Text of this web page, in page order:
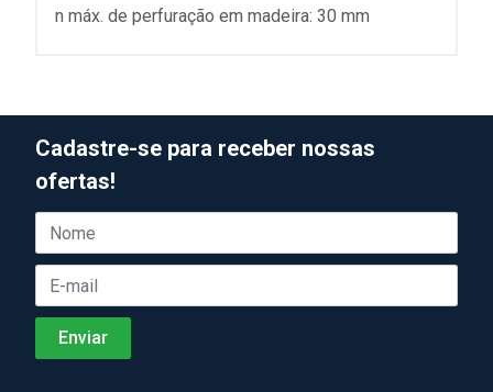
n máx. de perfuração em madeira: 30 mm
Cadastre-se para receber nossas
ofertas!